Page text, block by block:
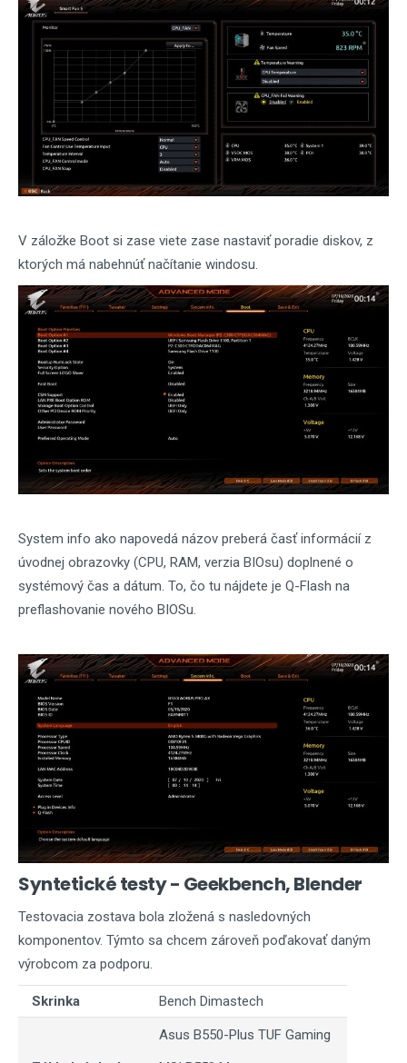
V záložke Boot si zase viete zase nastaviť poradie diskov, z
ktorých má nabehnúť načítanie windosu.
System info ako napovedá názov preberá časť informácií z
úvodnej obrazovky (CPU, RAM, verzia BIOsu) doplnené o
systémový čas a dátum. To, čo tu nájdete je Q-Flash na
preflashovanie nového BIOSu.
Syntetické testy - Geekbench, Blender
Testovacia zostava bola zložená s nasledovných
komponentov. Týmto sa chcem zároveň poďakovať daným
výrobcom za podporu.
Skrinka Bench Dimastech
Asus B550-Plus TUF Gaming